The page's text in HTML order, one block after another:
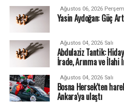
Ağustos 06, 2026
Yasin Aydoğan: Güç
Ağustos 04, 2026 Salı
Abdulaziz Tantik:
İrade, Arınma ve İlahi
Ağustos 04, 2026 Salı
Bosna Hersek'ten
Ankara'ya ulaştı